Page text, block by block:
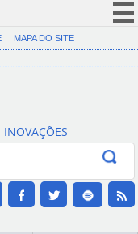
(COVID-19)
Canais
MAPA DO SITE